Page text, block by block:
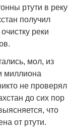
ртути в реку
получил
реки
мол, из
миллиона
не проверял
до сих пор
что
от ртути.